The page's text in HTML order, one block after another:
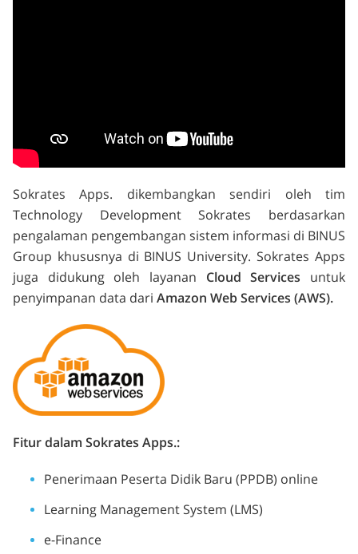
Sokrates Apps. dikembangkan sendiri oleh tim
Technology Development Sokrates berdasarkan
pengalaman pengembangan sistem informasi di BINUS
Group khususnya di BINUS University. Sokrates Apps
juga didukung oleh layanan Cloud Services untuk
penyimpanan data dari Amazon Web Services (AWS).
Fitur dalam Sokrates Apps.:
Penerimaan Peserta Didik Baru (PPDB) online
Learning Management System (LMS)
e-Finance